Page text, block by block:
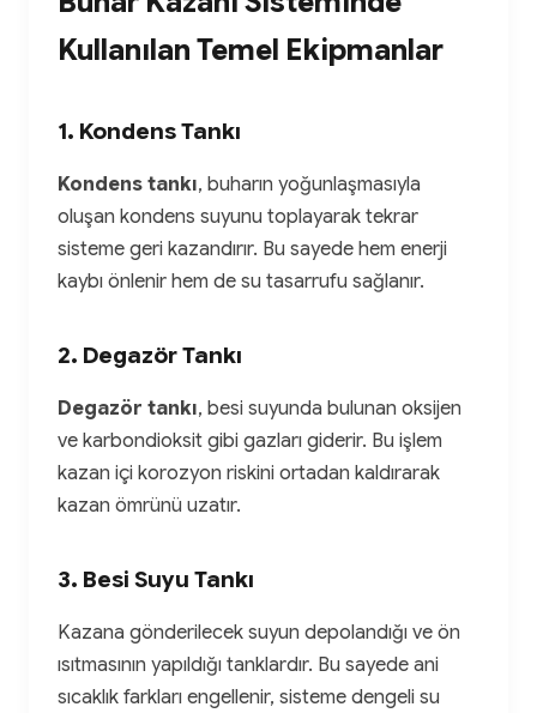
Kullanılan Temel Ekipmanlar
1. Kondens Tankı
Kondens tankı, buharın yoğunlaşmasıyla
oluşan kondens suyunu toplayarak tekrar
sisteme geri kazandırır. Bu sayede hem enerji
kaybı önlenir hem de su tasarrufu sağlanır.
2. Degazör Tankı
Degazör tankı, besi suyunda bulunan oksijen
ve karbondioksit gibi gazları giderir. Bu işlem
kazan içi korozyon riskini ortadan kaldırarak
kazan ömrünü uzatır.
3. Besi Suyu Tankı
Kazana gönderilecek suyun depolandığı ve ön
ısıtmasının yapıldığı tanklardır. Bu sayede ani
sıcaklık farkları engellenir, sisteme dengeli su